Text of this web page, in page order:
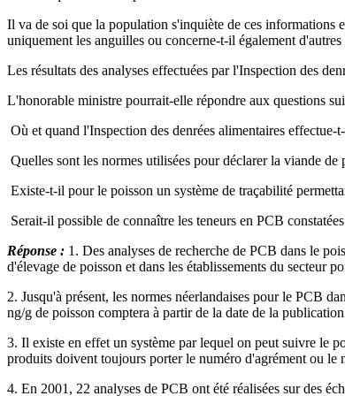
Il va de soi que la population s'inquiète de ces informations
uniquement les anguilles ou concerne-t-il également d'autres
Les résultats des analyses effectuées par l'Inspection des
L'honorable ministre pourrait-elle répondre aux questions
Où et quand l'Inspection des denrées alimentaires effectue-
Quelles sont les normes utilisées pour déclarer la viande
Existe-t-il pour le poisson un système de traçabilité
Serait-il possible de connaître les teneurs en PCB
Réponse : 1. Des analyses de recherche de PCB dans le
d'élevage de poisson et dans les établissements du secteur
2. Jusqu'à présent, les normes néerlandaises pour le PCB
ng/g de poisson comptera à partir de la date de la
3. Il existe en effet un système par lequel on peut suivre le
produits doivent toujours porter le numéro d'agrément ou le
4. En 2001, 22 analyses de PCB ont été réalisées sur des